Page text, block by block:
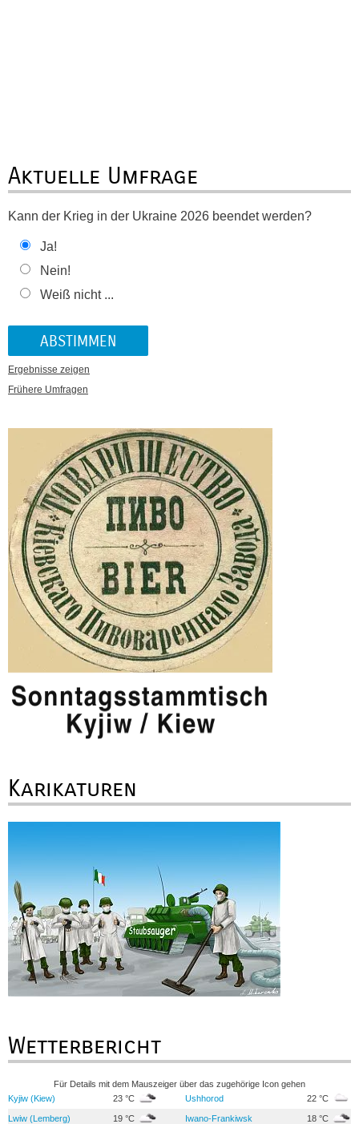
Aktuelle Umfrage
Kann der Krieg in der Ukraine 2026 beendet werden?
Ja!
Nein!
Weiß nicht ...
Ergebnisse zeigen
Frühere Umfragen
Karikaturen
Wetterbericht
Für Details mit dem Mauszeiger über das zugehörige Icon gehen
Kyjiw (Kiew)
23 °C Ushhorod 22 °C
Lwiw (Lemberg) 19 °C Iwano-Frankiwsk 18 °C